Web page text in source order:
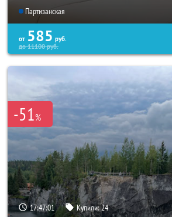
Партизанская
от 585 руб.
до11100руб.
-51%
17:46:57 Купили:24